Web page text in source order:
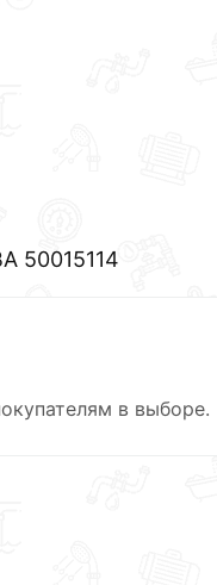
50015114
в выборе.